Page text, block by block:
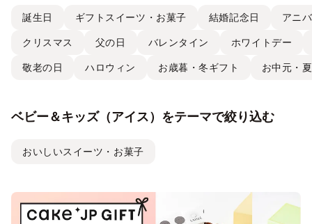
誕生日 ギフトスイーツ・お菓子 結婚記念日 アニ
クリスマス 父の日 バレンタイン ホワイトデー
敬老の日 ハロウィン お歳暮・冬ギフト お中元・
ベビー＆キッズ（アイス）をテーマで絞り込む
おいしいスイーツ・お菓子